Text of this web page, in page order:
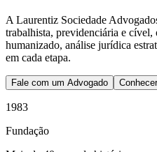
A Laurentiz Sociedade
trabalhista, previdenciária e cível,
humanizado, análise jurídica
em cada etapa.
Fale com um Advogado
1983
Fundação